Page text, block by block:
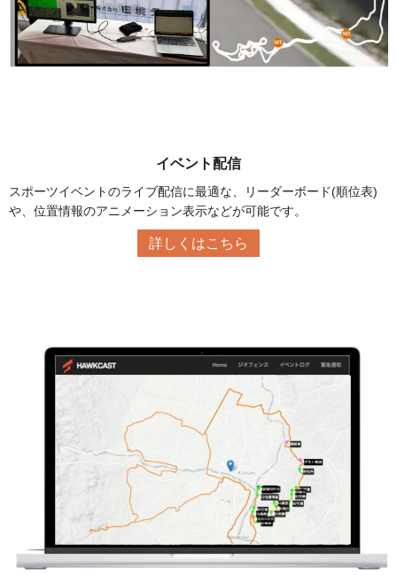
イベント配信
スポーツイベントのライブ配信に最適な、リーダーボード(順位表)
や、位置情報のアニメーション表示などが可能です。
詳しくはこちら